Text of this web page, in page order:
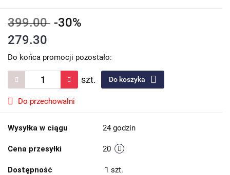
399.00 -30%
279.30
Do końca promocji pozostało:
szt. Do koszyka
Do przechowalni
Wysyłka w ciągu 24 godzin
Cena przesyłki 20
Dostępność 1 szt.